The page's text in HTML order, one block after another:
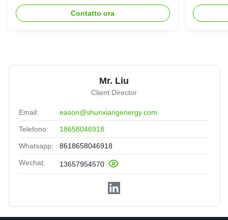
Contatto ora
Mr. Liu
Client Director
Email: eason@shunxiangenergy.com
Telefono: 18658046918
Whatsapp: 8618658046918
Wechat: 13657954570